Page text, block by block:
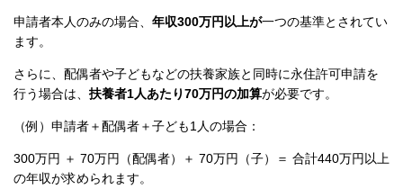
申請者本人のみの場合、 年収300万円以上が一つの基準とされてい
ます。
さらに、配偶者や子どもなどの扶養家族と同時に永住許可申請を
行う場合は、 扶養者1人あたり70万円の加算が必要です。
（例）申請者＋配偶者＋子ども1人の場合：
300万円 ＋ 70万円（配偶者）＋ 70万円（子）＝ 合計440万円以上
の年収が求められます。